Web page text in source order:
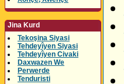
Jina Kurd
Tekoşina Siyasi
Tehdeyîyen Siyasi
Tehdeyîyen Civaki
Daxwazen We
Perwerde
Tenduristi